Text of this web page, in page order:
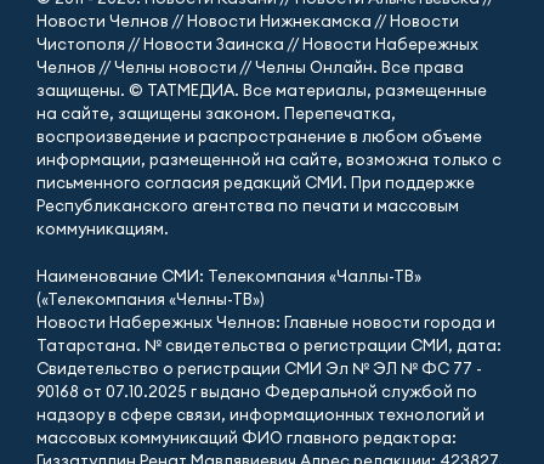
Новости Челнов // Новости Нижнекамска // Новости
Чистополя // Новости Заинска // Новости Набережных
Челнов // Челны новости // Челны Онлайн. Все права
защищены. © ТАТМЕДИА. Все материалы, размещенные
на сайте, защищены законом. Перепечатка,
воспроизведение и распространение в любом объеме
информации, размещенной на сайте, возможна только с
письменного согласия редакций СМИ. При поддержке
Республиканского агентства по печати и массовым
коммуникациям.
Наименование СМИ: Телекомпания «Чаллы-ТВ»
(«Телекомпания «Челны-ТВ»)
Новости Набережных Челнов: Главные новости города и
Татарстана. № свидетельства о регистрации СМИ, дата:
Свидетельство о регистрации СМИ Эл № ЭЛ № ФС 77 -
90168 от 07.10.2025 г выдано Федеральной службой по
надзору в сфере связи, информационных технологий и
массовых коммуникаций ФИО главного редактора: